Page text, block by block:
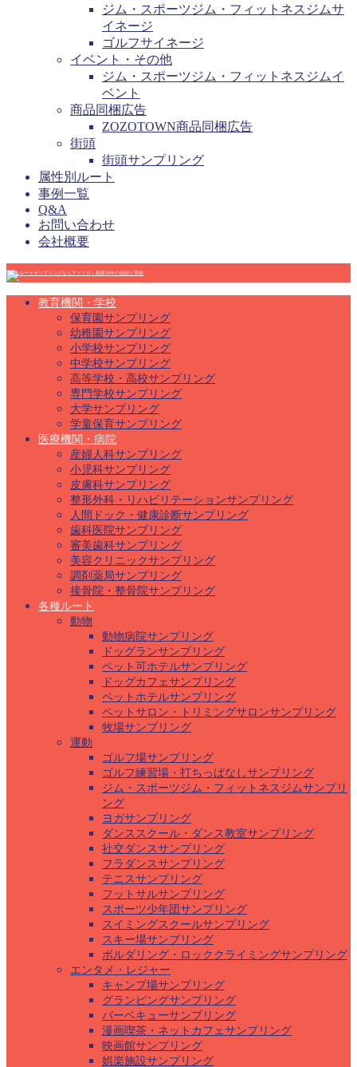
ジム・スポーツジム・フィットネスジムサ
イネージ
ゴルフサイネージ
イベント・その他
ジム・スポーツジム・フィットネスジムイ
ベント
商品同梱広告
ZOZOTOWN商品同梱広告
街頭
街頭サンプリング
属性別ルート
事例一覧
Q&A
お問い合わせ
会社概要
教育機関・学校
保育園サンプリング
幼稚園サンプリング
小学校サンプリング
中学校サンプリング
高等学校・高校サンプリング
専門学校サンプリング
大学サンプリング
学童保育サンプリング
医療機関・病院
産婦人科サンプリング
小児科サンプリング
皮膚科サンプリング
整形外科・リハビリテーションサンプリング
人間ドック・健康診断サンプリング
歯科医院サンプリング
審美歯科サンプリング
美容クリニックサンプリング
調剤薬局サンプリング
接骨院・整骨院サンプリング
各種ルート
動物
動物病院サンプリング
ドッグランサンプリング
ペット可ホテルサンプリング
ドッグカフェサンプリング
ペットホテルサンプリング
ペットサロン・トリミングサロンサンプリング
牧場サンプリング
運動
ゴルフ場サンプリング
ゴルフ練習場・打ちっぱなしサンプリング
ジム・スポーツジム・フィットネスジムサンプリ
ング
ヨガサンプリング
ダンススクール・ダンス教室サンプリング
社交ダンスサンプリング
フラダンスサンプリング
テニスサンプリング
フットサルサンプリング
スポーツ少年団サンプリング
スイミングスクールサンプリング
スキー場サンプリング
ボルダリング・ロッククライミングサンプリング
エンタメ・レジャー
キャンプ場サンプリング
グランピングサンプリング
バーベキューサンプリング
漫画喫茶・ネットカフェサンプリング
映画館サンプリング
娯楽施設サンプリング